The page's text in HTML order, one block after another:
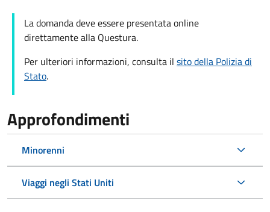
La domanda deve essere presentata online
direttamente alla Questura.
Per ulteriori informazioni, consulta il sito della Polizia di
Stato.
Approfondimenti
Minorenni
Viaggi negli Stati Uniti